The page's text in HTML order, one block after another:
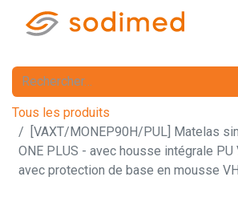
Tous les produits
[VAXT/MONEP90H/PUL] Matelas
ONE PLUS - avec housse intégrale
avec protection de base en mousse